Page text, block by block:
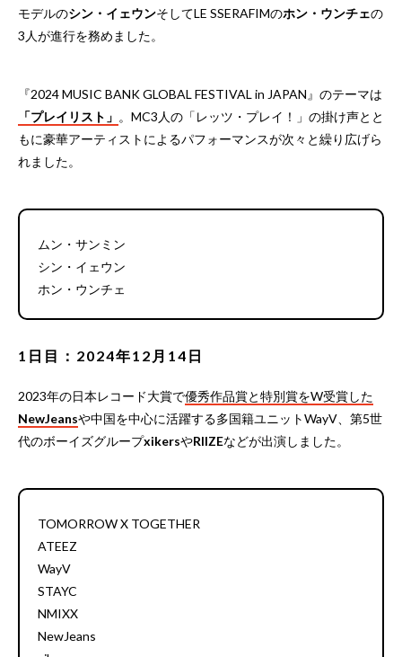
モデルのシン・イェウンそしてLE SSERAFIMのホン・ウンチェの
3人が進行を務めました。
『2024 MUSIC BANK GLOBAL FESTIVAL in JAPAN』のテーマは
「プレイリスト」 。MC3人の「レッツ・プレイ！」の掛け声とと
もに豪華アーティストによるパフォーマンスが次々と繰り広げら
れました。
ムン・サンミン
シン・イェウン
ホン・ウンチェ
1日目：2024年12月14日
2023年の日本レコード大賞で優秀作品賞と特別賞をW受賞した
NewJeansや中国を中心に活躍する多国籍ユニットWayV、第5世
代のボーイズグループxikersやRIIZEなどが出演しました。
TOMORROW X TOGETHER
ATEEZ
WayV
STAYC
NMIXX
NewJeans